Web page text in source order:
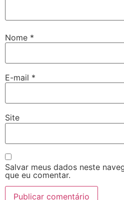
Nome *
E-mail *
Site
Salvar meus dados neste
que eu comentar.